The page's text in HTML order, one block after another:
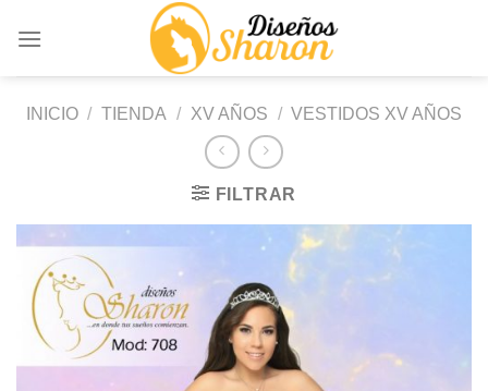
INICIO / TIENDA / XV AÑOS / VESTIDOS XV AÑOS
FILTRAR